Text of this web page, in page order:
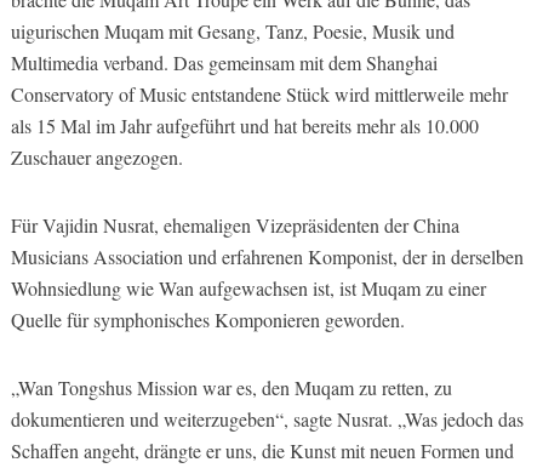
uigurischen Muqam mit Gesang, Tanz, Poesie, Musik und
Multimedia verband. Das gemeinsam mit dem Shanghai
Conservatory of Music entstandene Stück wird mittlerweile mehr
als 15 Mal im Jahr aufgeführt und hat bereits mehr als 10.000
Zuschauer angezogen.
Für Vajidin Nusrat, ehemaligen Vizepräsidenten der China
Musicians Association und erfahrenen Komponist, der in derselben
Wohnsiedlung wie Wan aufgewachsen ist, ist Muqam zu einer
Quelle für symphonisches Komponieren geworden.
„Wan Tongshus Mission war es, den Muqam zu retten, zu
dokumentieren und weiterzugeben“, sagte Nusrat. „Was jedoch das
Schaffen angeht, drängte er uns, die Kunst mit neuen Formen und